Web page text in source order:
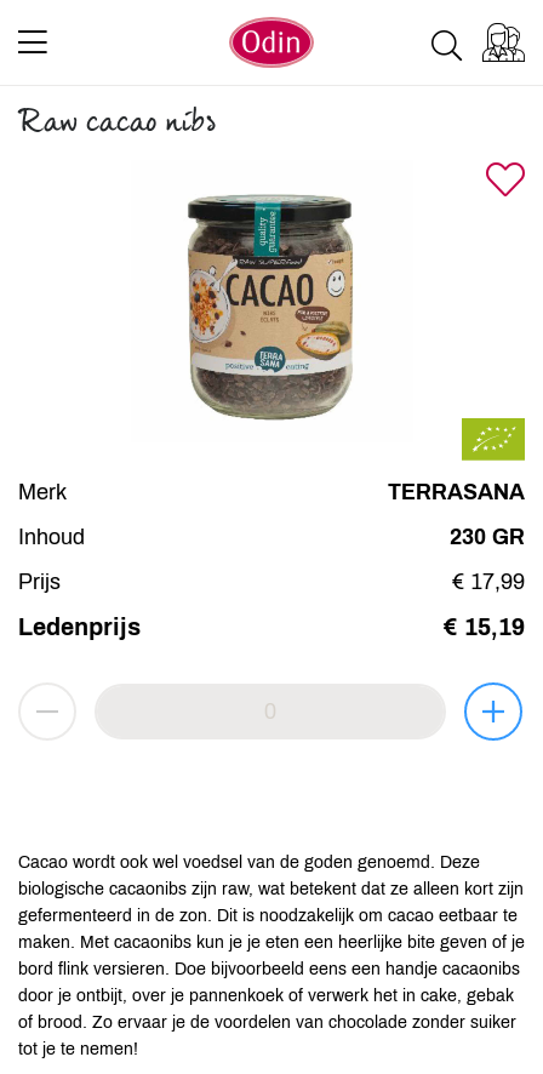
Raw cacao nibs
Merk
TERRASANA
Inhoud
230 GR
Prijs
€ 17,99
Ledenprijs € 15,19
Cacao wordt ook wel voedsel van de goden genoemd. Deze
biologische cacaonibs zijn raw, wat betekent dat ze alleen kort zijn
gefermenteerd in de zon. Dit is noodzakelijk om cacao eetbaar te
maken. Met cacaonibs kun je je eten een heerlijke bite geven of je
bord flink versieren. Doe bijvoorbeeld eens een handje cacaonibs
door je ontbijt, over je pannenkoek of verwerk het in cake, gebak
of brood. Zo ervaar je de voordelen van chocolade zonder suiker
tot je te nemen!